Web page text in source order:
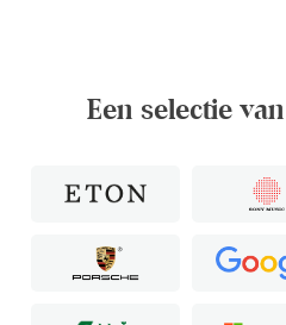
Een selectie